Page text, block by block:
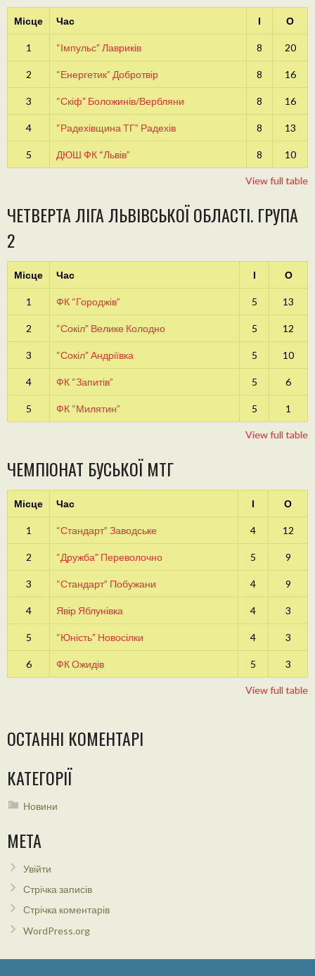
Місце Час І О
1 “Імпульс” Лавриків 8 20
2 “Енергетик” Добротвір 8 16
3 “Скіф” Боложинів/Вербляни 8 16
4 “Радехівщина ТГ” Радехів 8 13
5 ДЮШ ФК “Львів” 8 10
View full table
ЧЕТВЕРТА ЛІГА ЛЬВІВСЬКОЇ ОБЛАСТІ. ГРУПА
2
Місце Час І О
1 ФК “Городжів” 5 13
2 “Сокіл” Велике Колодно 5 12
3 “Сокіл” Андріївка 5 10
4 ФК “Запитів” 5 6
5 ФК “Милятин” 5 1
View full table
ЧЕМПІОНАТ БУСЬКОЇ МТГ
Місце Час І О
1 “Стандарт” Заводське 4 12
2 “Дружба” Переволочно 5 9
3 “Стандарт” Побужани 4 9
4 Явір Яблунівка 4 3
5 “Юність” Новосілки 4 3
6 ФК Ожидів 5 3
View full table
ОСТАННІ КОМЕНТАРІ
КАТЕГОРІЇ
Новини
МЕТА
Увійти
Стрічка записів
Стрічка коментарів
WordPress.org